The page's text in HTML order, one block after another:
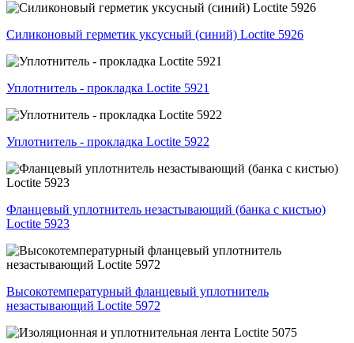
Силиконовый герметик уксусный (синий) Loctite 5926
Уплотнитель - прокладка Loctite 5921
Уплотнитель - прокладка Loctite 5922
Фланцевый уплотнитель незастывающий (банка с кистью)
Loctite 5923
Высокотемпературный фланцевый уплотнитель
незастывающий Loctite 5972